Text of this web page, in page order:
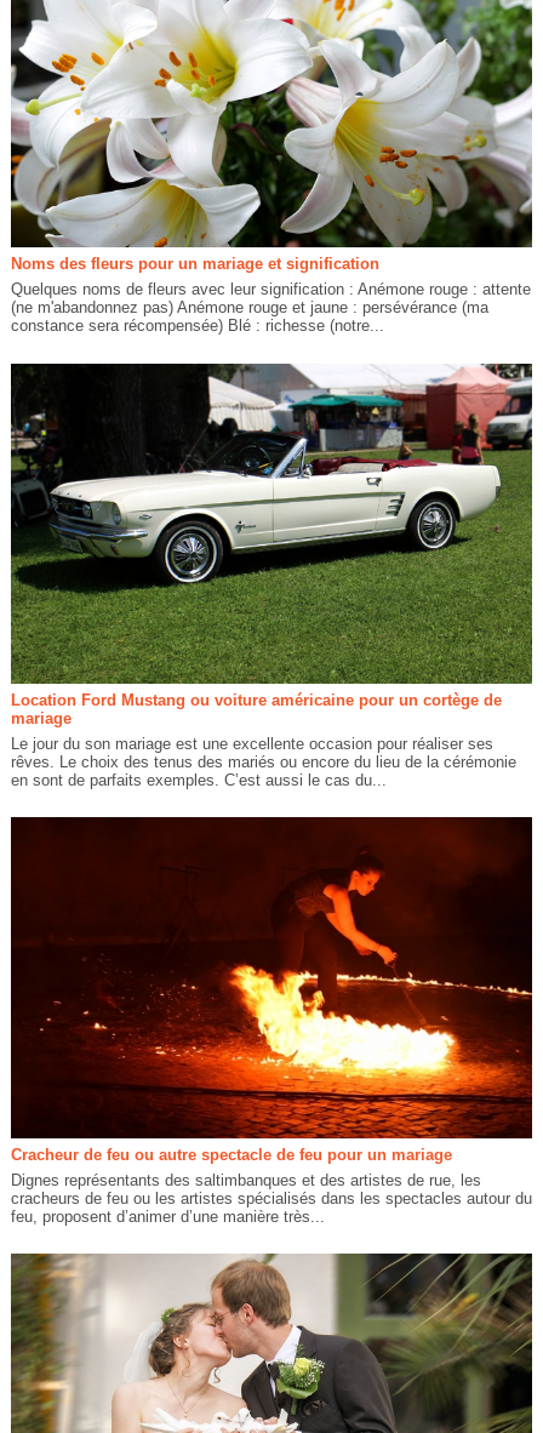
Noms des fleurs pour un mariage et signification
Quelques noms de fleurs avec leur signification : Anémone rouge : attente
(ne m'abandonnez pas) Anémone rouge et jaune : persévérance (ma
constance sera récompensée) Blé : richesse (notre...
Location Ford Mustang ou voiture américaine pour un cortège de
mariage
Le jour du son mariage est une excellente occasion pour réaliser ses
rêves. Le choix des tenus des mariés ou encore du lieu de la cérémonie
en sont de parfaits exemples. C’est aussi le cas du...
Cracheur de feu ou autre spectacle de feu pour un mariage
Dignes représentants des saltimbanques et des artistes de rue, les
cracheurs de feu ou les artistes spécialisés dans les spectacles autour du
feu, proposent d’animer d’une manière très...